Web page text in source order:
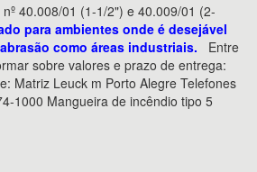
40.008/01 (1-1/2") e 40.009/01 (2-
para ambientes onde é desejável
como áreas industriais. Entre
sobre valores e prazo de entrega:
Matriz Leuck m Porto Alegre Telefones
1000 Mangueira de incêndio tipo 5